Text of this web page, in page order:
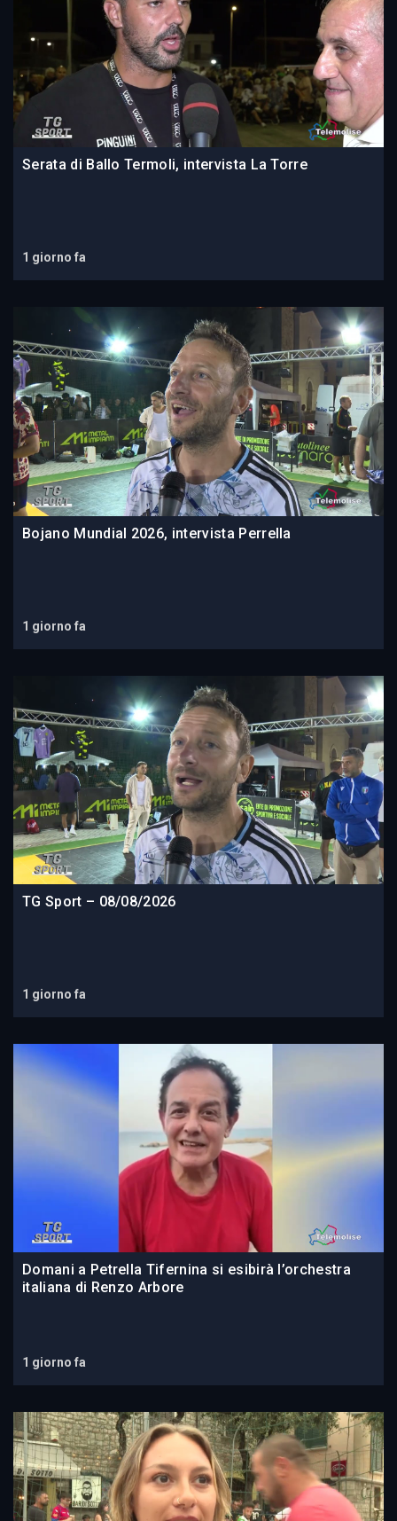
Serata di Ballo Termoli, intervista La Torre
1 giorno fa
Bojano Mundial 2026, intervista Perrella
1 giorno fa
TG Sport – 08/08/2026
1 giorno fa
Domani a Petrella Tifernina si esibirà l’orchestra
italiana di Renzo Arbore
1 giorno fa